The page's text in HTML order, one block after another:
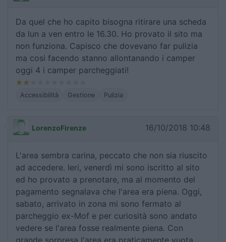
Da quel che ho capito bisogna ritirare una scheda
da lun a ven entro le 16.30. Ho provato il sito ma
non funziona. Capisco che dovevano far pulizia
ma cosi facendo stanno allontanando i camper
oggi 4 i camper parcheggiati!
Accessibilità Gestione Pulizia
LorenzoFirenze 16/10/2018 10:48
L'area sembra carina, peccato che non sia riuscito
ad accedere. Ieri, venerdì mi sono iscritto al sito
ed ho provato a prenotare, ma al momento del
pagamento segnalava che l'area era piena. Oggi,
sabato, arrivato in zona mi sono fermato al
parcheggio ex-Mof e per curiosità sono andato
vedere se l'area fosse realmente piena. Con